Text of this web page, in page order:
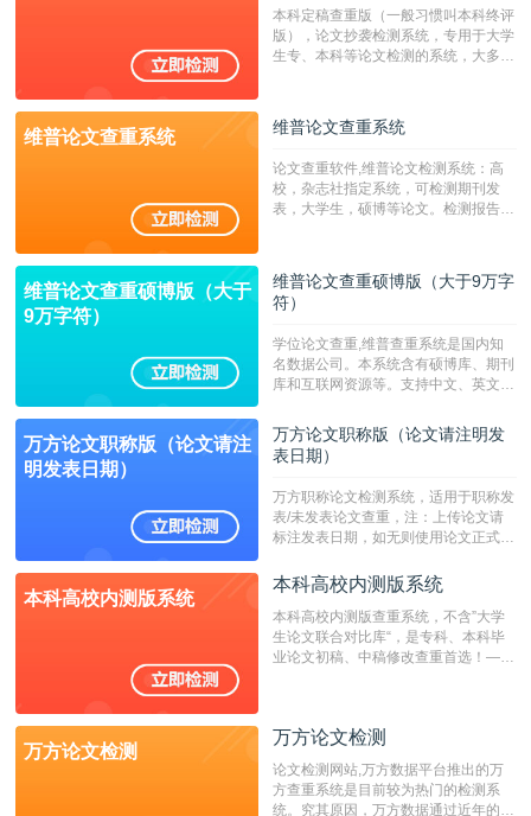
字符数30万）
本科定稿查重版（一般习惯叫本科终评
版），论文抄袭检测系统，专用于大学
生专、本科等论文检测的系统，大多数
维普论文查重系统 维普论文查重系统
论文查重软件,维普论文检测系统：高
校，杂志社指定系统，可检测期刊发
表，大学生，硕博等论文。检测报告支
维普论文查重硕博版（大于
9万字符）
维普论文查重硕博版（大于9万字
符）
学位论文查重,维普查重系统是国内知
名数据公司。本系统含有硕博库、期刊
库和互联网资源等。支持中文、英文、
定院校！！！
万方论文职称版（论文请注
明发表日期）
万方论文职称版（论文请注明发
表日期）
万方职称论文检测系统，适用于职称发
表/未发表论文查重，注：上传论文请
标注发表日期，如无则使用论文正式发
成时间作为发表日期。
本科高校内测版系统
本科高校内测版系统
本科高校内测版查重系统，不含”大学
生论文联合对比库“，是专科、本科毕
业论文初稿、中稿修改查重首选！——
万方论文检测
万方论文检测
论文检测网站,万方数据平台推出的万
方查重系统是目前较为热门的检测系
统。究其原因，万方数据通过近年的发